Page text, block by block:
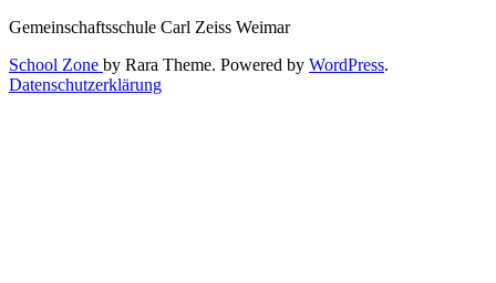
Gemeinschaftsschule Carl Zeiss Weimar
School Zone by Rara Theme. Powered by WordPress.
Datenschutzerklärung